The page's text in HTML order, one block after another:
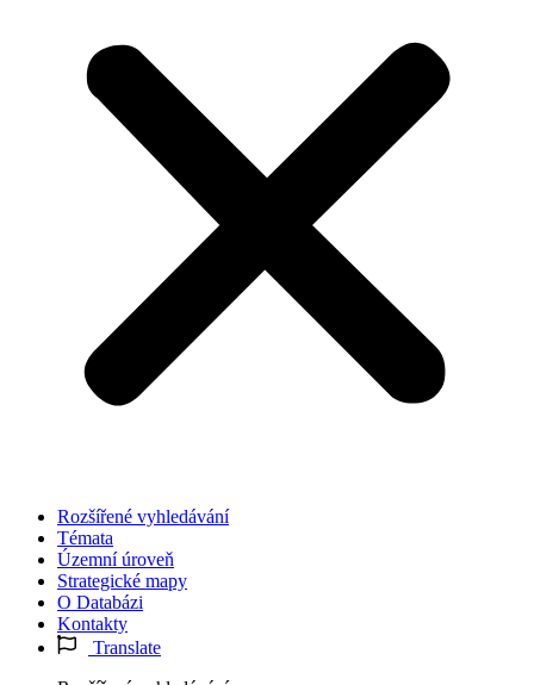
Rozšířené vyhledávání
Témata
Územní úroveň
Strategické mapy
O Databázi
Kontakty
Translate